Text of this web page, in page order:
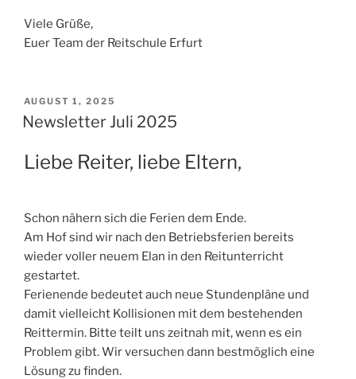
Viele Grüße,
Euer Team der Reitschule Erfurt
POSTED
ON
AUGUST 1, 2025
Newsletter Juli 2025
Liebe Reiter, liebe Eltern,
Schon nähern sich die Ferien dem Ende.
Am Hof sind wir nach den Betriebsferien bereits
wieder voller neuem Elan in den Reitunterricht
gestartet.
Ferienende bedeutet auch neue Stundenpläne und
damit vielleicht Kollisionen mit dem bestehenden
Reittermin. Bitte teilt uns zeitnah mit, wenn es ein
Problem gibt. Wir versuchen dann bestmöglich eine
Lösung zu finden.